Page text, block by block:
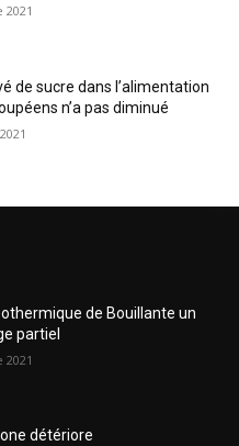
de sucre dans l’alimentation
n’a pas diminué
de Bouillante un
partiel
détériore